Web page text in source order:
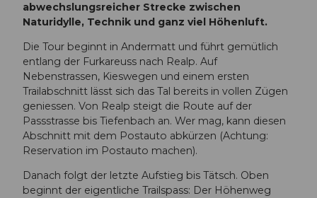
abwechslungsreicher Strecke zwischen
Naturidylle, Technik und ganz viel Höhenluft.
Die Tour beginnt in Andermatt und führt gemütlich
entlang der Furkareuss nach Realp. Auf
Nebenstrassen, Kieswegen und einem ersten
Trailabschnitt lässt sich das Tal bereits in vollen Zügen
geniessen. Von Realp steigt die Route auf der
Passstrasse bis Tiefenbach an. Wer mag, kann diesen
Abschnitt mit dem Postauto abkürzen (Achtung:
Reservation im Postauto machen).
Danach folgt der letzte Aufstieg bis Tätsch. Oben
beginnt der eigentliche Trailspass: Der Höhenweg